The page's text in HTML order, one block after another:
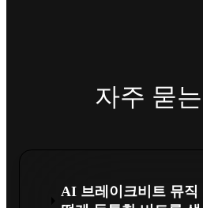
자주 묻
AI 브레이크비트 뮤직